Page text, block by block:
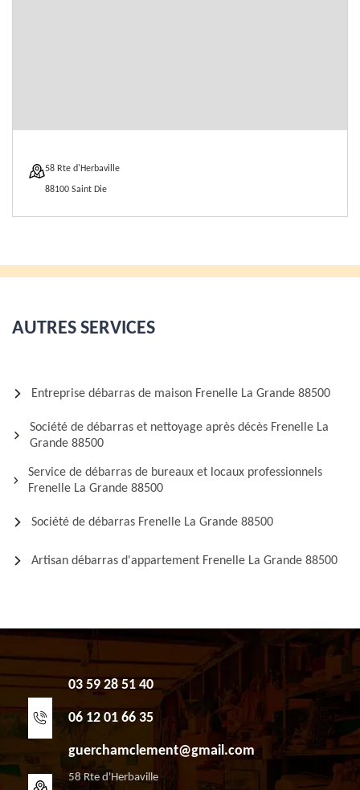
58 Rte d'Herbaville
88100 Saint Die
AUTRES SERVICES
Entreprise débarras de maison Frenelle La Grande 88500
Société de débarras et nettoyage après décès Frenelle La
Grande 88500
Service de débarras de bureaux et locaux professionnels
Frenelle La Grande 88500
Société de débarras Frenelle La Grande 88500
Artisan débarras d'appartement Frenelle La Grande 88500
03 59 28 51 40
06 12 01 66 35
guerchamclement@gmail.com
58 Rte d'Herbaville